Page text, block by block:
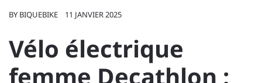
BY BIQUEBIKE 11 JANVIER 2025
Vélo électrique
femme Decathlon :